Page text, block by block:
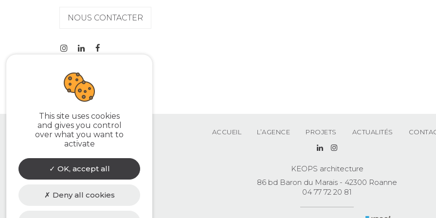
NOUS CONTACTER
ACCUEIL L’AGENCE PROJETS ACTUALITÉS
KEOPS architecture
86 bd Baron du Marais - 42300 Roanne
04 77 72 20 81
This site uses cookies
and gives you control
over what you want to
activate
OK, accept all
Deny all cookies